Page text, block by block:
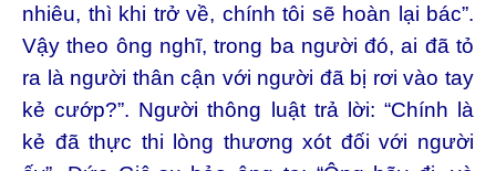
nhiêu, thì khi trở về, chính tôi sẽ hoàn lại bác”.
Vậy theo ông nghĩ, trong ba người đó, ai đã tỏ
ra là người thân cận với người đã bị rơi vào tay
kẻ cướp?”. Người thông luật trả lời: “Chính là
kẻ đã thực thi lòng thương xót đối với người